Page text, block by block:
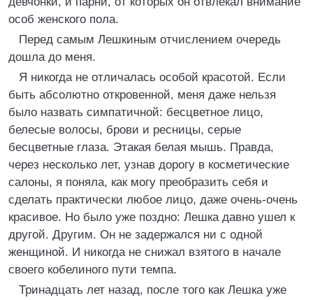
особ женского пола.
Перед самым Лешкиным отчислением очередь
дошла до меня.
Я никогда не отличалась особой красотой. Если
быть абсолютно откровенной, меня даже нельзя
было назвать симпатичной: бесцветное лицо,
белесые волосы, брови и ресницы, серые
бесцветные глаза. Этакая белая мышь. Правда,
через несколько лет, узнав дорогу в косметические
салоны, я поняла, как могу преобразить себя и
сделать практически любое лицо, даже очень-очень
красивое. Но было уже поздно: Лешка давно ушел к
другой. Другим. Он не задержался ни с одной
женщиной. И никогда не снижал взятого в начале
своего кобелиного пути темпа.
Тринадцать лет назад, после того как Лешка уже